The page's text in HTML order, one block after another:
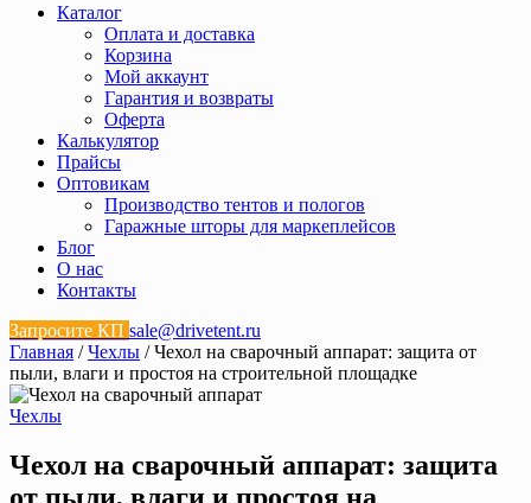
Каталог
Оплата и доставка
Корзина
Мой аккаунт
Гарантия и возвраты
Оферта
Калькулятор
Прайсы
Оптовикам
Производство тентов и пологов
Гаражные шторы для маркеплейсов
Блог
О нас
Контакты
Запросите КП sale@drivetent.ru
Главная /Чехлы / Чехол на сварочный аппарат: защита от
пыли, влаги и простоя на строительной площадке
Чехлы
Чехол на сварочный аппарат: защита